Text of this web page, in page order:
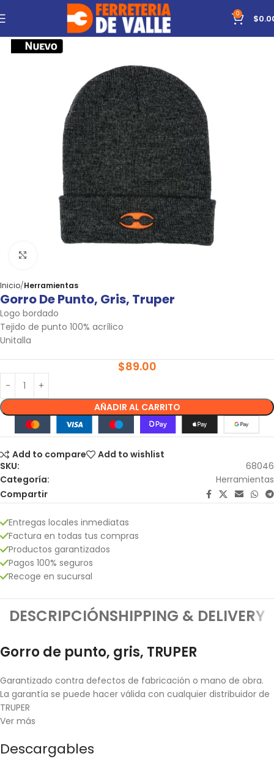
0 $
Inicio Herramientas
Gorro De Punto, Gris, Truper
Logo bordado
Tejido de punto 100% acrílico
Unitalla
$89.00
AÑADIR AL CARRITO
Add to compare
Add to wishlist
SKU:
68046
Categoría:
Herramientas
Compartir
Entregas locales inmediatas
Factura en todas tus compras
Productos garantizados
Pagos 100% seguros
Recoge en sucursal
DESCRIPCIÓNSHIPPING & DELIVERY
Gorro de punto, gris, TRUPER
Garantizado contra defectos de fabricación o mano de obra.
La garantía se puede hacer válida con cualquier distribuidor de
TRUPER
Ver más
Descargables